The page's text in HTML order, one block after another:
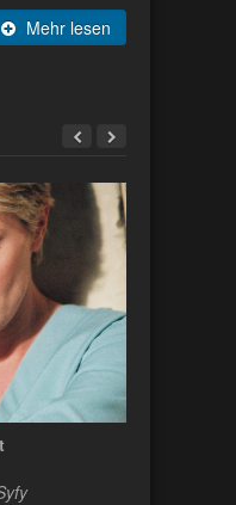
Mehr lesen